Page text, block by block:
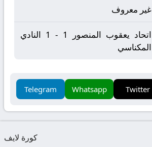
غير معروف
اتحاد يعقوب المنصور 1 - 1 النادي
المكناسي
Twitter
Whatsapp
Telegram
كورة لايف